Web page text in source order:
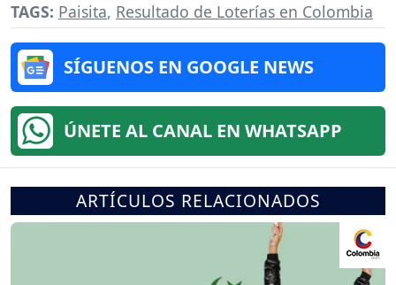
TAGS: Paisita, Resultado de Loterías en Colombia
SÍGUENOS EN GOOGLE NEWS
ÚNETE AL CANAL EN WHATSAPP
ARTÍCULOS RELACIONADOS